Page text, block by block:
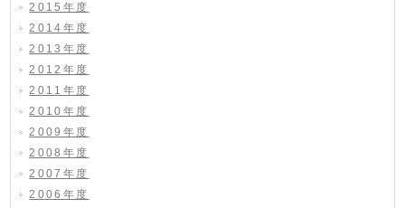
2015年度
2014年度
2013年度
2012年度
2011年度
2010年度
2009年度
2008年度
2007年度
2006年度